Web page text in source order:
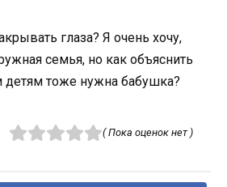
глаза? Я очень хочу,
семья, но как объяснить
детям тоже нужна бабушка?
( Пока оценок нет )